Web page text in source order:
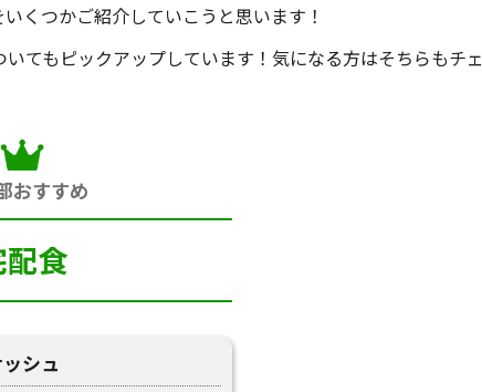
いくつかご紹介していこうと思います！
てもピックアップしています！気になる方はそちらもチェ
おすすめ
配食
シュ